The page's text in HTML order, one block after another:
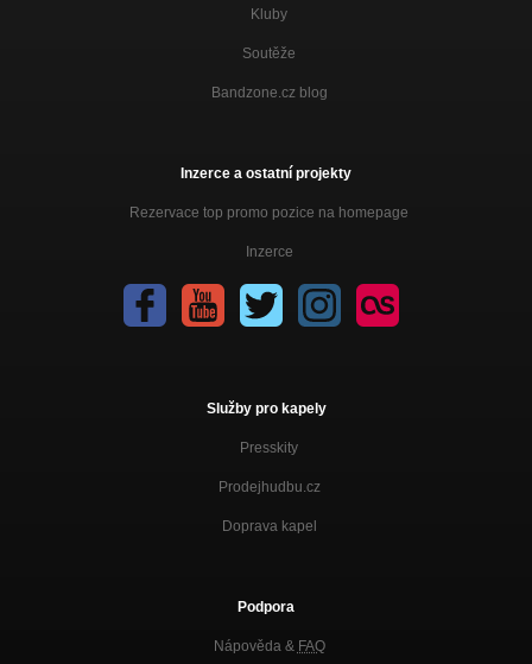
Kluby
Soutěže
Bandzone.cz blog
Inzerce a ostatní projekty
Rezervace top promo pozice na homepage
Inzerce
Služby pro kapely
Presskity
Prodejhudbu.cz
Doprava kapel
Podpora
Nápověda & FAQ